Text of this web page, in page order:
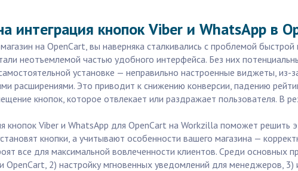
интеграция кнопок Viber и WhatsApp в
на OpenCart, вы наверняка сталкивались с проблемой
неотъемлемой частью удобного интерфейса. Без них
установке — неправильно настроенные виджеты,
расширениями. Это приводит к снижению конверсии, падению
кнопок, которое отвлекает или раздражает пользователя. В
кнопок Viber и WhatsApp для OpenCart на Workzilla поможет
кнопки, а учитывают особенности вашего магазина —
все для максимальной вовлеченности клиентов. Среди
OpenCart, 2) настройку мгновенных уведомлений для менеджеров,